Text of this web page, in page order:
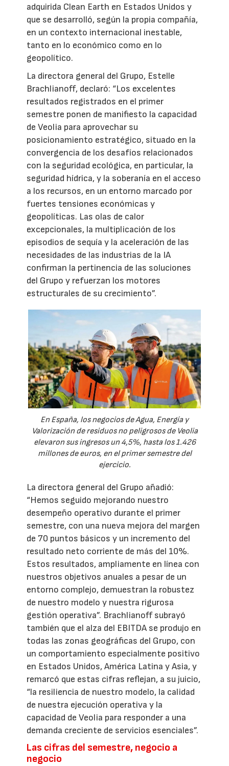
adquirida Clean Earth en Estados Unidos y
que se desarrolló, según la propia compañía,
en un contexto internacional inestable,
tanto en lo económico como en lo
geopolítico.
La directora general del Grupo, Estelle
Brachlianoff, declaró: “Los excelentes
resultados registrados en el primer
semestre ponen de manifiesto la capacidad
de Veolia para aprovechar su
posicionamiento estratégico, situado en la
convergencia de los desafíos relacionados
con la seguridad ecológica, en particular, la
seguridad hídrica, y la soberanía en el acceso
a los recursos, en un entorno marcado por
fuertes tensiones económicas y
geopolíticas. Las olas de calor
excepcionales, la multiplicación de los
episodios de sequía y la aceleración de las
necesidades de las industrias de la IA
confirman la pertinencia de las soluciones
del Grupo y refuerzan los motores
estructurales de su crecimiento”.
En España, los negocios de Agua, Energía y
Valorización de residuos no peligrosos de Veolia
elevaron sus ingresos un 4,5%, hasta los 1.426
millones de euros, en el primer semestre del
ejercicio.
La directora general del Grupo añadió:
“Hemos seguido mejorando nuestro
desempeño operativo durante el primer
semestre, con una nueva mejora del margen
de 70 puntos básicos y un incremento del
resultado neto corriente de más del 10%.
Estos resultados, ampliamente en línea con
nuestros objetivos anuales a pesar de un
entorno complejo, demuestran la robustez
de nuestro modelo y nuestra rigurosa
gestión operativa”. Brachlianoff subrayó
también que el alza del EBITDA se produjo en
todas las zonas geográficas del Grupo, con
un comportamiento especialmente positivo
en Estados Unidos, América Latina y Asia, y
remarcó que estas cifras reflejan, a su juicio,
“la resiliencia de nuestro modelo, la calidad
de nuestra ejecución operativa y la
capacidad de Veolia para responder a una
demanda creciente de servicios esenciales”.
Las cifras del semestre, negocio a
negocio